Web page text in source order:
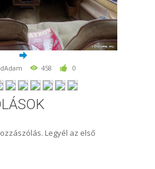
458 0
Legyél az első